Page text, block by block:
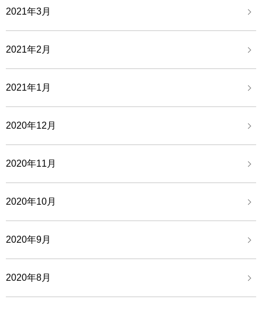
2021年3月
2021年2月
2021年1月
2020年12月
2020年11月
2020年10月
2020年9月
2020年8月